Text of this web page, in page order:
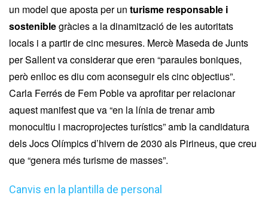
un model que aposta per un turisme responsable i
sosteniblegràcies a la dinamització de les autoritats
locals i a partir de cinc mesures. Mercè Maseda de Junts
per Sallent va considerar que eren “paraules boniques,
però enlloc es diu com aconseguir els cinc objectius”.
Carla Ferrés de Fem Poble va aprofitar per relacionar
aquest manifest que va “en la línia de trenar amb
monocultiu i macroprojectes turístics” amb la candidatura
dels Jocs Olímpics d’hivern de 2030 als Pirineus, que creu
que “genera més turisme de masses”.
Canvis en la plantilla de personal